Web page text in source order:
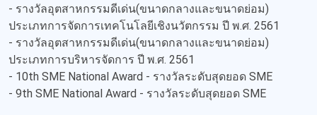
- รางวัลอุตสาหกรรมดีเด่น(ขนาดกลางและขนาดย่อม)
ประเภทการจัดการเทคโนโลยีเชิงนวัตกรรม ปี พ.ศ. 2561
- รางวัลอุตสาหกรรมดีเด่น(ขนาดกลางและขนาดย่อม)
ประเภทการบริหารจัดการ ปี พ.ศ. 2561
- 10th SME National Award - รางวัลระดับสุดยอด SME
- 9th SME National Award - รางวัลระดับสุดยอด SME